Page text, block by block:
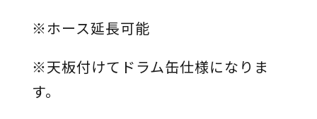
※ホース延長可能
※天板付けてドラム缶仕様になりま
す。